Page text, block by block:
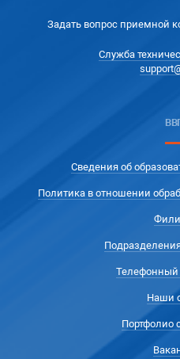
Задать вопрос приемной
Служба
Сведения об
Политика в отношении
Телефонный
Наши
Портфолио